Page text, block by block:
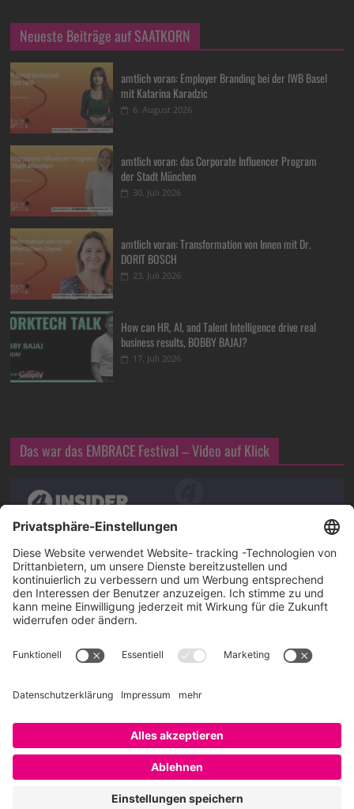
Neueste Beiträge auf SAATKORN
amtlich voran: Employer Branding bei der IWB Basel
mit Katarina Karadzic
6. August 2026
amtlich voran: das Corporate Influencer Program
der Stadt München
30. Juli 2026
amtlich voran: Transformation von Innen mit Dr.
DORIT BOSCH
23. Juli 2026
How can HR, AI, and Talent Intelligence drive real
business results, BOBBY BAJAJ?
17. Juli 2026
Das war das EMBRACE Festival – Video auf Klick
Über SAATKORN
SAATKORN ist der Blog von Gero Hesse. Seit 2009 schreibt
er über die Themen Employer Branding,